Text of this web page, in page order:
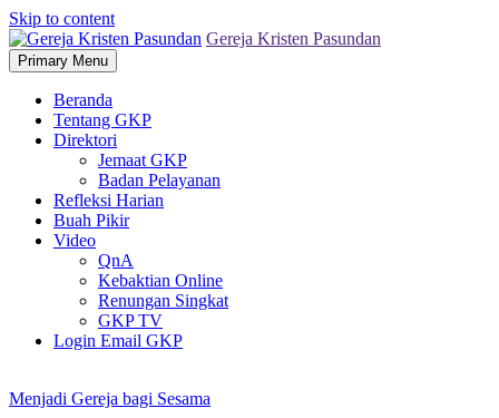
Skip to content
Gereja Kristen Pasundan
Primary Menu
Beranda
Tentang GKP
Direktori
Jemaat GKP
Badan Pelayanan
Refleksi Harian
Buah Pikir
Video
QnA
Kebaktian Online
Renungan Singkat
GKP TV
Login Email GKP
Menjadi Gereja bagi Sesama